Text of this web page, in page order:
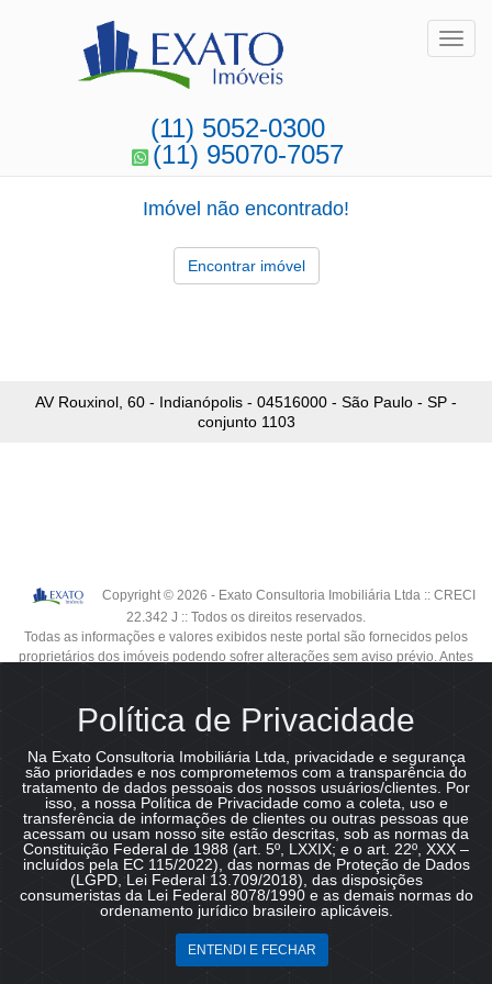
(11) 5052-0300
(11) 95070-7057
Imóvel não encontrado!
Encontrar imóvel
Política de Privacidade
Na Exato Consultoria Imobiliária Ltda, privacidade e segurança
são prioridades e nos comprometemos com a transparência do
tratamento de dados pessoais dos nossos usuários/clientes. Por
isso, a nossa Política de Privacidade como a coleta, uso e
transferência de informações de clientes ou outras pessoas que
acessam ou usam nosso site estão descritas, sob as normas da
Constituição Federal de 1988 (art. 5º, LXXIX; e o art. 22º, XXX –
incluídos pela EC 115/2022), das normas de Proteção de Dados
(LGPD, Lei Federal 13.709/2018), das disposições
consumeristas da Lei Federal 8078/1990 e as demais normas do
ordenamento jurídico brasileiro aplicáveis.
ENTENDI E FECHAR
AV Rouxinol, 60 - Indianópolis - 04516000 - São Paulo - SP -
conjunto 1103
Copyright © 2026 - Exato Consultoria Imobiliária Ltda :: CRECI
22.342 J :: Todos os direitos reservados.
Todas as informações e valores exibidos neste portal são fornecidos pelos
proprietários dos imóveis podendo sofrer alterações sem aviso prévio. Antes
Fale agora pelo WhatsApp!